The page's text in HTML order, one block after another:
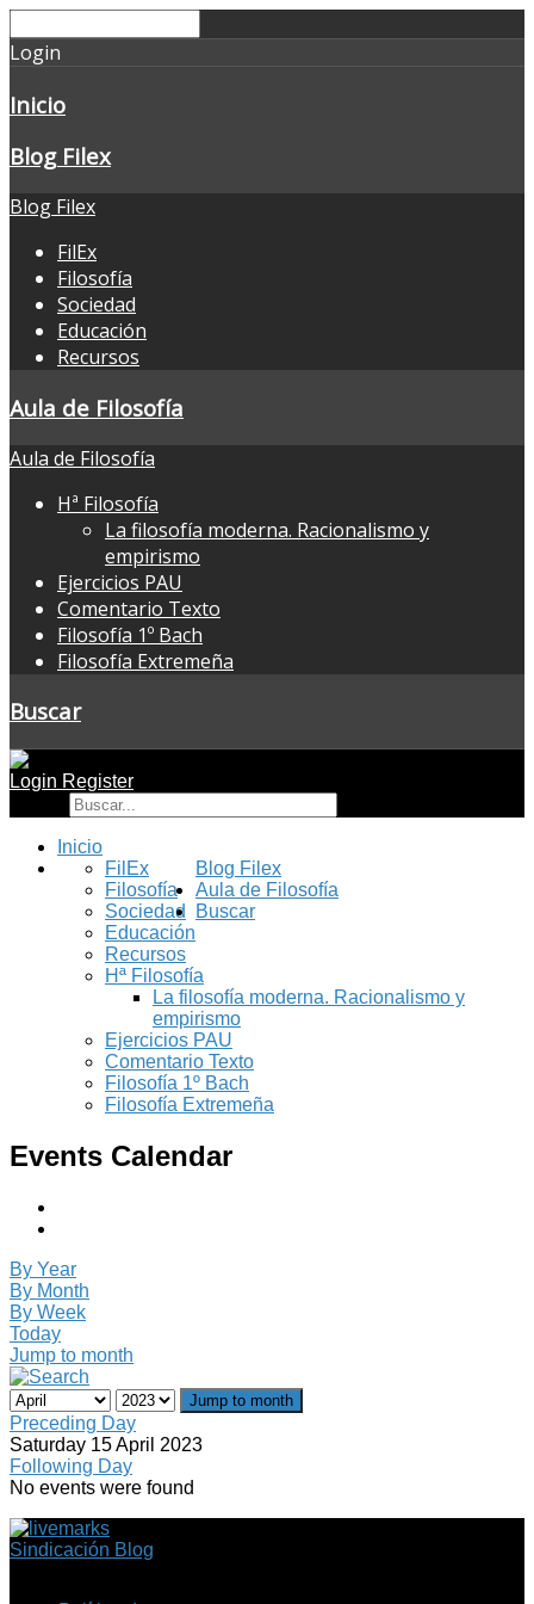
Login
Inicio
Blog Filex
Blog Filex
FilEx
Filosofía
Sociedad
Educación
Recursos
Aula de Filosofía
Aula de Filosofía
Hª Filosofía
La filosofía moderna. Racionalismo y
empirismo
Ejercicios PAU
Comentario Texto
Filosofía 1º Bach
Filosofía Extremeña
Buscar
Login Register
Inicio
Blog Filex
FilEx
Filosofía
Sociedad
Educación
Recursos
Aula de Filosofía
Hª Filosofía
La filosofía moderna. Racionalismo y
empirismo
Ejercicios PAU
Comentario Texto
Filosofía 1º Bach
Filosofía Extremeña
Buscar
Events Calendar
By Year
By Month
By Week
Today
Jump to month
Jump to month
Preceding Day
Saturday 15 April 2023
Following Day
No events were found
Sindicación Blog